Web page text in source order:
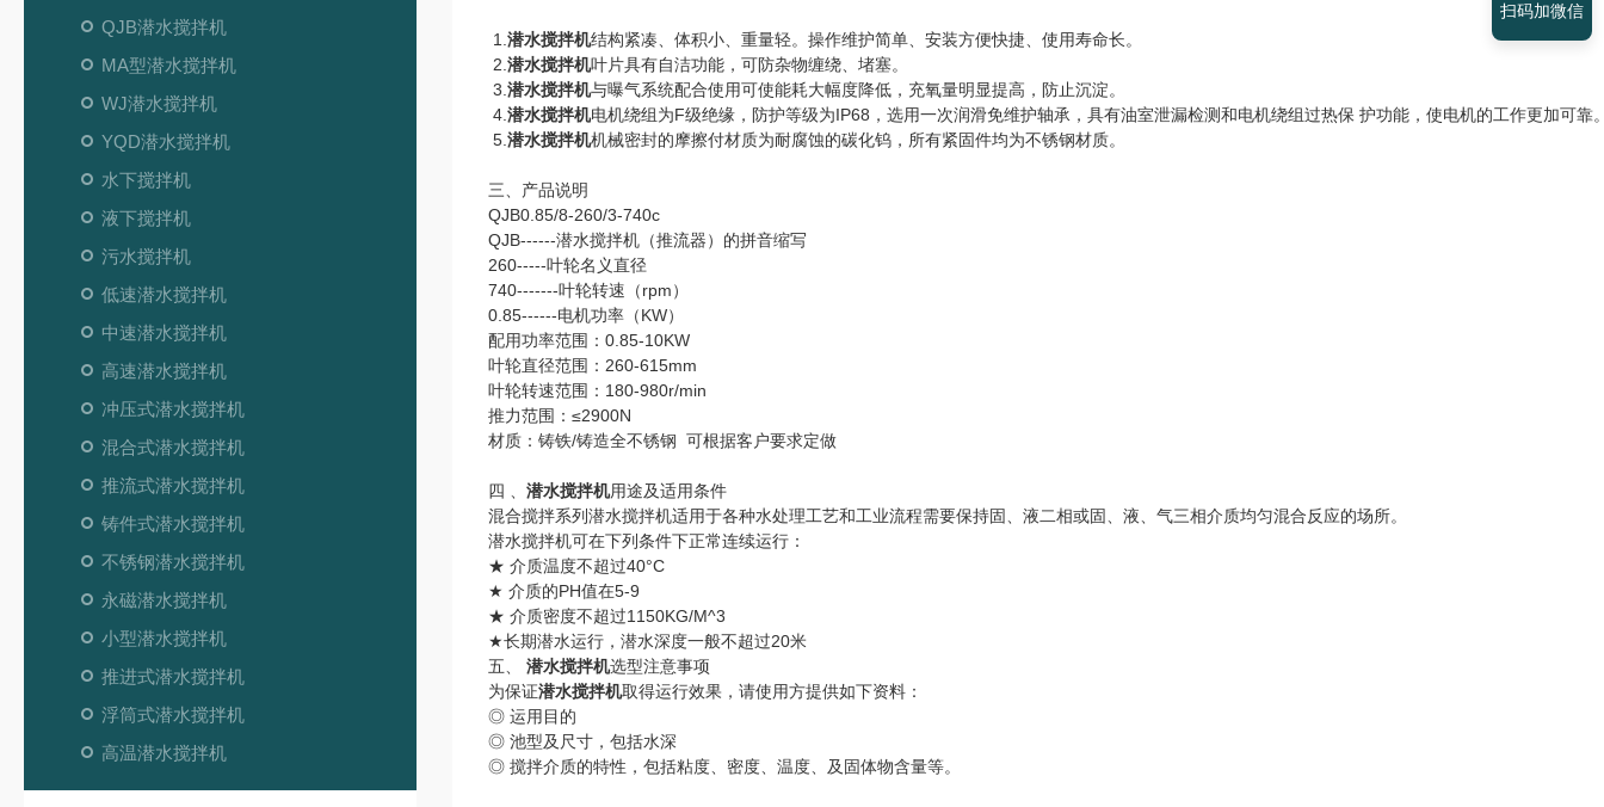
QJB潜水搅拌机
MA型潜水搅拌机
WJ潜水搅拌机
YQD潜水搅拌机
水下搅拌机
液下搅拌机
污水搅拌机
低速潜水搅拌机
中速潜水搅拌机
高速潜水搅拌机
冲压式潜水搅拌机
混合式潜水搅拌机
推流式潜水搅拌机
铸件式潜水搅拌机
不锈钢潜水搅拌机
永磁潜水搅拌机
小型潜水搅拌机
推进式潜水搅拌机
浮筒式潜水搅拌机
高温潜水搅拌机
1. 潜水搅拌机结构紧凑、体积小、重量轻。操作维护简单、安装方便快捷、使用寿命长。
2. 潜水搅拌机叶片具有自洁功能，可防杂物缠绕、堵塞。
3. 潜水搅拌机与曝气系统配合使用可使能耗大幅度降低，充氧量明显提高，防止沉淀。
4. 潜水搅拌机电机绕组为F级绝缘，防护等级为IP68，选用一次润滑免维护轴承，具有油室泄漏检测和电机绕组过热保 护功能，使电机的工作更加可靠
5. 潜水搅拌机机械密封的摩擦付材质为耐腐蚀的碳化钨，所有紧固件均为不锈钢材质。
三、产品说明
QJB0.85/8-260/3-740c
QJB------潜水搅拌机（推流器）的拼音缩写
260-----叶轮名义直径
740-------叶轮转速（rpm）
0.85------电机功率（KW）
配用功率范围：0.85-10KW
叶轮直径范围：260-615mm
叶轮转速范围：180-980r/min
推力范围：≤2900N
材质：铸铁/铸造全不锈钢 可根据客户要求定做
四 、 潜水搅拌机用途及适用条件
混合搅拌系列潜水搅拌机适用于各种水处理工艺和工业流程需要保持固、液二相或固、液、气三相介质均匀混合反应的场所。
潜水搅拌机可在下列条件下正常连续运行：
★ 介质温度不超过40°C
★ 介质的PH值在5-9
★ 介质密度不超过1150KG/M^3
★长期潜水运行，潜水深度一般不超过20米
五、 潜水搅拌机选型注意事项
为保证潜水搅拌机取得运行效果，请使用方提供如下资料：
◎ 运用目的
◎ 池型及尺寸，包括水深
◎ 搅拌介质的特性，包括粘度、密度、温度、及固体物含量等。
扫码加微信